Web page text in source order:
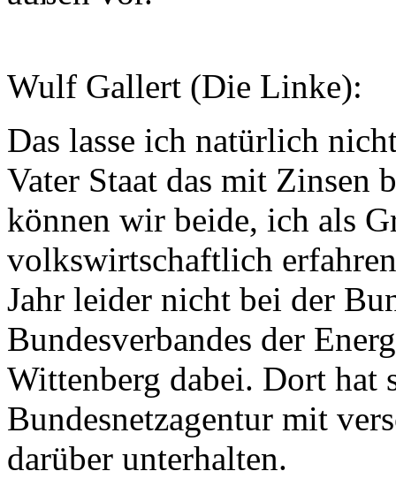
Wulf Gallert (Die Linke):
Das lasse ich natürlich
Vater Staat das mit Zinsen
können wir beide, ich als
volkswirtschaftlich
Jahr leider nicht bei der
Bundesverbandes der
Wittenberg dabei. Dort hat
Bundesnetzagentur mit
darüber unterhalten.